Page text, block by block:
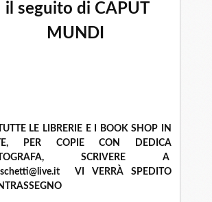
il seguito di CAPUT
MUNDI
LE LIBRERIE E I BOOK SHOP IN
PER COPIE CON DEDICA
SCRIVERE A
VI VERRÀ SPEDITO